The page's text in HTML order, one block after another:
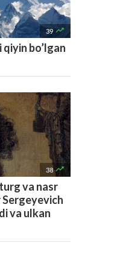
39 
bo’lgan
38 
va nasr
va ulkan